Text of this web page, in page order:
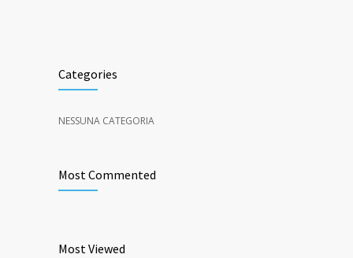
Categories
NESSUNA CATEGORIA
Most Commented
Most Viewed